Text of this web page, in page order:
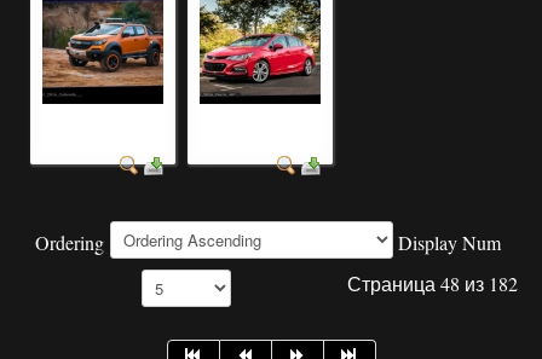
Ordering
Display Num
Страница 48 из 182